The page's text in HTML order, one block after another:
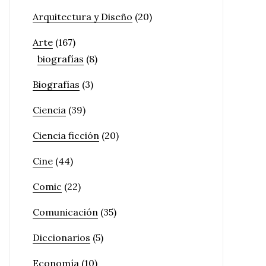
Arquitectura y Diseño (20)
Arte (167)
biografías (8)
Biografías (3)
Ciencia (39)
Ciencia ficción (20)
Cine (44)
Comic (22)
Comunicación (35)
Diccionarios (5)
Economía (10)